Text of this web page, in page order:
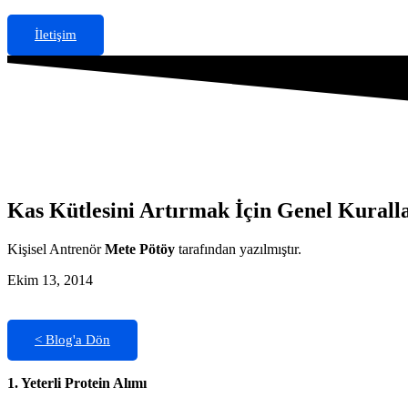
İletişim
Kas Kütlesini Artırmak İçin Genel
Kişisel AntrenörMete Pötöy tarafından yazılmıştır.
Ekim 13, 2014
< Blog'a Dön
1.Yeterli Protein Alımı